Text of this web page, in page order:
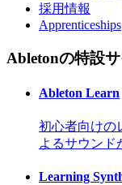
採用情報
Apprenticeships
Abletonの特設サ
Ableton Learn
初心者向けの
よるサウンド
Learning